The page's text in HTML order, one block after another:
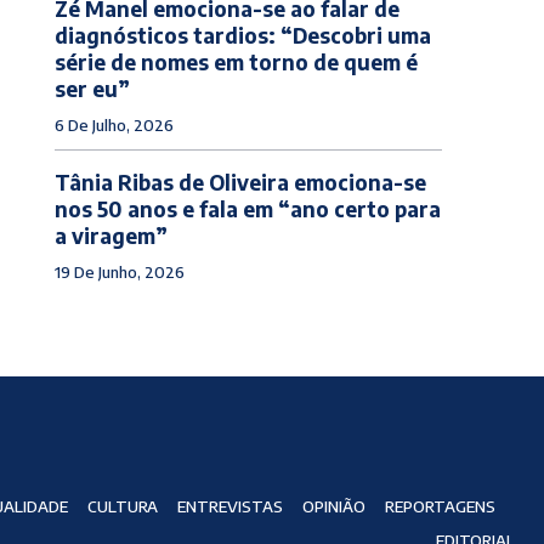
Zé Manel emociona-se ao falar de
diagnósticos tardios: “Descobri uma
série de nomes em torno de quem é
ser eu”
6 De Julho, 2026
Tânia Ribas de Oliveira emociona-se
nos 50 anos e fala em “ano certo para
a viragem”
19 De Junho, 2026
CULTURA ENTREVISTAS OPINIÃO
REPORTAGENS